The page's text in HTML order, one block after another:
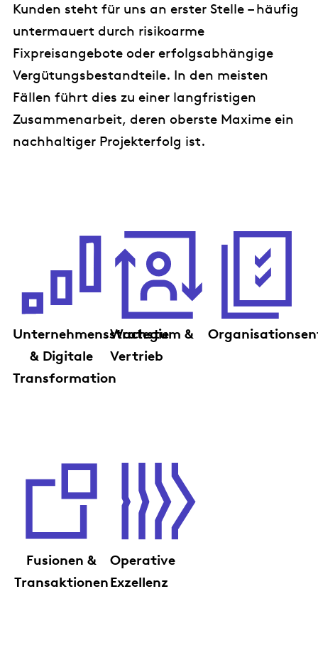
Kunden steht für uns an erster Stelle – häufig
untermauert durch risikoarme
Fixpreisangebote oder erfolgsabhängige
Vergütungsbestandteile. In den meisten
Fällen führt dies zu einer langfristigen
Zusammenarbeit, deren oberste Maxime ein
nachhaltiger Projekterfolg ist.
Unternehmensstrategie
& Digitale
Transformation
Wachstum &
Vertrieb
Fusionen &
Transaktionen
Operative
Exzellenz